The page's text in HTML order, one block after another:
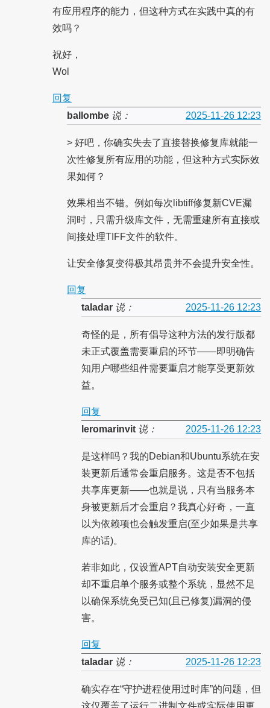
有应用程序的能力，但这种方式在实践中真的有
效吗？
祝好，
Wol
回复
ballombe说： 2025-11-26 12:23
> 好吧，你确实失去了直接替换修复库就能一
次性修复所有应用的功能，但这种方式实际效
果如何？
效果相当不错。例如每次libtiff修复新CVE漏
洞时，只需升级库文件，无需重建所有直接或
间接处理TIFF文件的软件。
让安全修复变得极其昂贵并不会提升安全性。
回复
taladar说： 2025-11-26 12:23
奇怪的是，所有倡导这种方法的发行版都
未正式覆盖需要重启的环节——即明确告
知用户哪些组件需要重启才能享受更新效
益。
回复
leromarinvit说： 2025-11-26 12:23
是这样吗？我的Debian和Ubuntu系统在安
装更新后通常会重启服务。这是否不包括
共享库更新——也就是说，只有当服务本
身被更新后才会重启？我真心好奇，一直
以为依赖项也会触发重启(至少如果是共享
库的话)。
若非如此，仅设置APT自动安装安全更新
却不重启单个服务或整个系统，显然不足
以确保系统免受已知(且已修复)漏洞的侵
害。
回复
taladar说： 2025-11-26 12:23
确实存在“守护进程使用过时库”的问题，但
这仅覆盖了运行二进制文件或实际使用更